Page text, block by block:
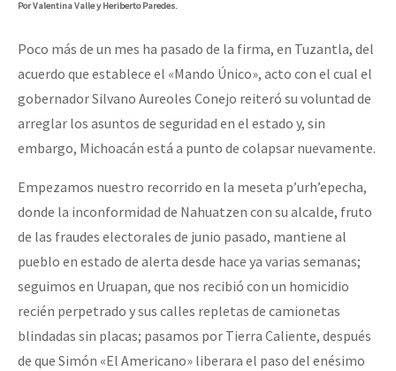
Por Valentina Valle y Heriberto Paredes.
Poco más de un mes ha pasado de la firma, en Tuzantla, del
acuerdo que establece el «Mando Único», acto con el cual el
gobernador Silvano Aureoles Conejo reiteró su voluntad de
arreglar los asuntos de seguridad en el estado y, sin
embargo, Michoacán está a punto de colapsar nuevamente.
Empezamos nuestro recorrido en la meseta p’urh’epecha,
donde la inconformidad de Nahuatzen con su alcalde, fruto
de las fraudes electorales de junio pasado, mantiene al
pueblo en estado de alerta desde hace ya varias semanas;
seguimos en Uruapan, que nos recibió con un homicidio
recién perpetrado y sus calles repletas de camionetas
blindadas sin placas; pasamos por Tierra Caliente, después
de que Simón «El Americano» liberara el paso del enésimo